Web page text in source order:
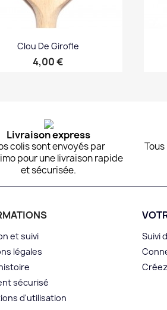
Clou De Girofle
Prix
4,00 €
Livraison express
colis sont envoyés par
pour une livraison rapide
et sécurisée.
et suivi
légales
sécurisé
d'utilisation
Suivi